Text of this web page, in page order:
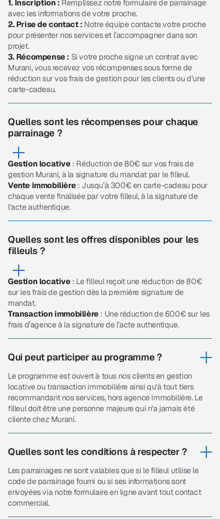
1. Inscription : Remplissez notre formulaire de parrainage
avec les informations de votre proche.
2.Prise de contact: Notre équipe contacte votre proche
pour présenter nos services et l’accompagner dans son
projet.
3.Récompense : Si votre proche signe un contrat avec
Murani, vous recevez vos récompenses sous forme de
réduction sur vos frais de gestion pour les clients ou d’une
carte-cadeau.
Quelles sont les récompenses pour chaque
parrainage ?
Gestion locative : Réduction de 80€ sur vos frais de
gestion Murani, à la signature du mandat par le filleul.
Vente immobilière : Jusqu’à 300€ en carte-cadeau pour
chaque vente finalisée par votre filleul, à la signature de
l'acte authentique.
Quelles sont les offres disponibles pour les
filleuls ?
Gestion locative : Le filleul reçoit une réduction de 80€
sur les frais de gestion dès la première signature de
mandat.
Transaction immobilière : Une réduction de 600€ sur les
frais d’agence à la signature de l’acte authentique.
Qui peut participer au programme ?
Le programme est ouvert à tous nos clients en gestion
locative ou transaction immobilière ainsi qu'à tout tiers
recommandant nos services, hors agence immobilière. Le
filleul doit être une personne majeure qui n'a jamais été
cliente chez Murani.
Quelles sont les conditions à respecter ?
Les parrainages ne sont valables que si le filleul utilise le
code de parrainage fourni ou si ses informations sont
envoyées via notre formulaire en ligne avant tout contact
commercial.